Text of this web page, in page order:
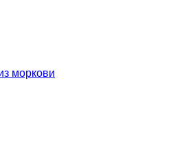
моркови